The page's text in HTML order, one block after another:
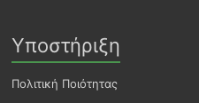
Υποστήριξη
Πολιτική Ποιότητας